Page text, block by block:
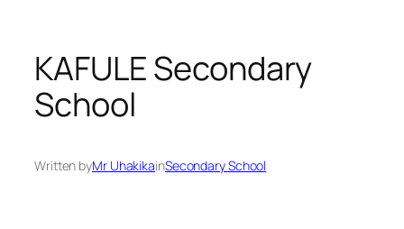
KAFULE Secondary
School
Written byMr UhakikainSecondary School